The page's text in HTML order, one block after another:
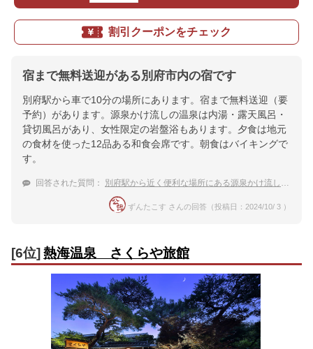
割引クーポンをチェック
宿まで無料送迎がある別府市内の宿です
別府駅から車で10分の場所にあります。宿まで無料送迎（要
予約）があります。源泉かけ流しの温泉は内湯・露天風呂・
貸切風呂があり、女性限定の岩盤浴もあります。夕食は地元
の食材を使った12品ある和食会席です。朝食はバイキングで
す。
回答された質問： 別府駅から近く便利な場所にある源泉かけ流し温泉がある別府温泉の宿を教えて下さい
ずんたこす さんの回答（投稿日：2024/10/ 3 ）
[6位]熱海温泉 さくらや旅館